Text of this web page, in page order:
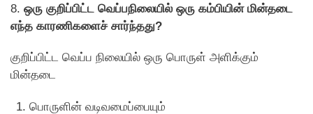
8. ஒரு குறிப்பிட்ட வெப்பநிலையில் ஒரு கம்பியின் மின்தடை
எந்த காரணிகளைச் சார்ந்தது?
குறிப்பிட்ட வெப்ப நிலையில் ஒரு பொருள் அளிக்கும்
மின்தடை
பொருளின் வடிவமைப்பையும்